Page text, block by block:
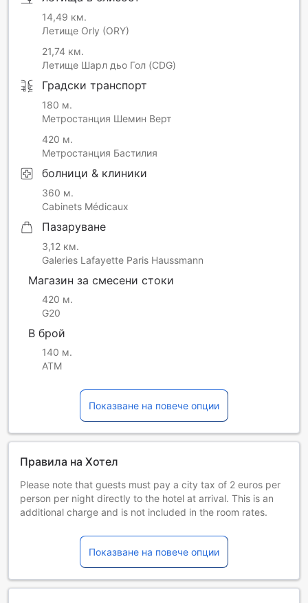
14,49 км.
Летище Orly (ORY)
21,74 км.
Летище Шарл дьо Гол (CDG)
Градски транспорт
180 м.
Метростанция Шемин Верт
420 м.
Метростанция Бастилия
болници & клиники
360 м.
Cabinets Médicaux
Пазаруване
3,12 км.
Galeries Lafayette Paris Haussmann
Магазин за смесени стоки
420 м.
G20
В брой
140 м.
ATM
Показване на повече опции
Правила на Хотел
Please note that guests must pay a city tax of 2 euros per
person per night directly to the hotel at arrival. This is an
additional charge and is not included in the room rates.
Бебета от 0 до 0 години
Настаняват се безплатно, ако използват
нужно бебешко креватче, това може да доведе до
Показване на повече опции